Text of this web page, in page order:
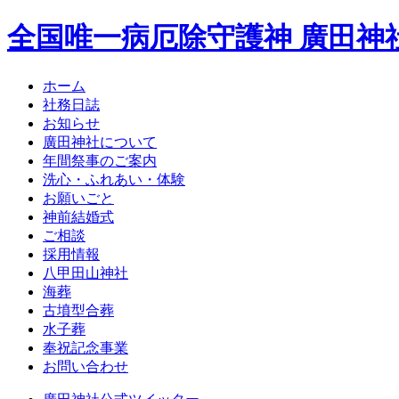
全国唯一病厄除守護神 廣田神
ホーム
社務日誌
お知らせ
廣田神社について
年間祭事のご案内
洗心・ふれあい・体験
お願いごと
神前結婚式
ご相談
採用情報
八甲田山神社
海葬
古墳型合葬
水子葬
奉祝記念事業
お問い合わせ